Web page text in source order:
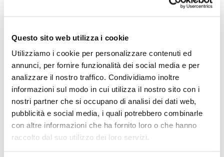
Questo sito web utilizza i cookie
Utilizziamo i cookie per personalizzare contenuti ed
annunci, per fornire funzionalità dei social media e per
analizzare il nostro traffico. Condividiamo inoltre
informazioni sul modo in cui utilizza il nostro sito con i
nostri partner che si occupano di analisi dei dati web,
pubblicità e social media, i quali potrebbero combinarle
con altre informazioni che ha fornito loro o che hanno
raccolto dal suo utilizzo dei loro servizi.
Pezzi 500 -10%
*Prezzi prodotto per quantità merce neutra e prezzi IVA
Non trovi la quantità in tabella?Calcola il preventivo
Quantità consigliata
300pz.Prezzo unitario:€ 5,58IVA incl.Totale:€ 1674,01
IVA incl.